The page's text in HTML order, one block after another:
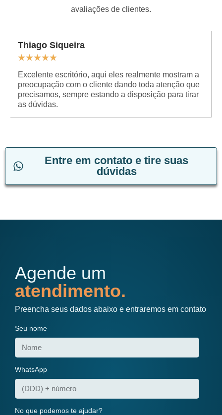
avaliações de clientes.
Thiago Siqueira
★★★★★
Excelente escritório, aqui eles realmente mostram a
preocupação com o cliente dando toda atenção que
precisamos, sempre estando a disposição para tirar
as dúvidas.
Entre em contato e tire suas
dúvidas
Agende um
atendimento.
Preencha seus dados abaixo e entraremos em contato
Seu nome
WhatsApp
No que podemos te ajudar?